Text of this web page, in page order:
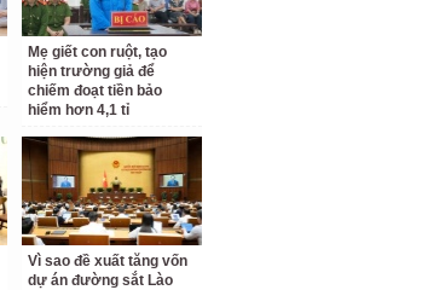
Mẹ giết con ruột, tạo
hiện trường giả để
chiếm đoạt tiền bảo
hiểm hơn 4,1 tỉ
Vì sao đề xuất tăng vốn
dự án đường sắt Lào